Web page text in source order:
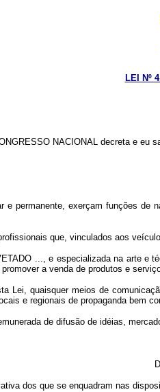
LEI Nº
NACIONAL decreta e eu
e permanente, exerçam funções
que, vinculados aos
..., e especializada na arte e
a venda de produtos e
Lei, quaisquer meios de
e regionais de propaganda bem
de difusão de idéias,
dos que se enquadram nas